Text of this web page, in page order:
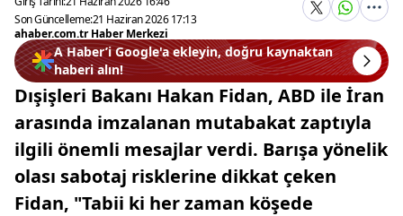
Son Güncelleme:21 Haziran 2026 17:13
ahaber.com.tr Haber Merkezi
A Haber’i Google'a ekleyin, doğru kaynaktan
haberi alın!
Dışişleri Bakanı Hakan Fidan, ABD ile İran
arasında imzalanan mutabakat zaptıyla
ilgili önemli mesajlar verdi. Barışa yönelik
olası sabotaj risklerine dikkat çeken
Fidan, "Tabii ki her zaman köşede